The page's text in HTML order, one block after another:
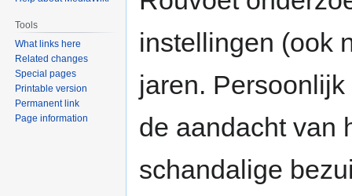
instellingen (ook
jaren.
de aandacht van
schandalige
Tools
What links here
Related changes
Special pages
Printable version
Permanent link
Page information